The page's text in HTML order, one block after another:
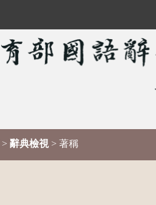
> 辭典檢視 > 著稱